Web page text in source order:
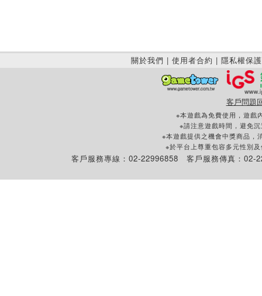
關於我們 | 使用者合約 | 隱私權保護
客戶問題
※本遊戲為免費使用，遊戲
※請注意遊戲時間，避免
※本遊戲提供之機會中獎商品，
※於平台上尊重包容多元性別
客戶服務專線：02-22996858 客戶服務傳真：02-